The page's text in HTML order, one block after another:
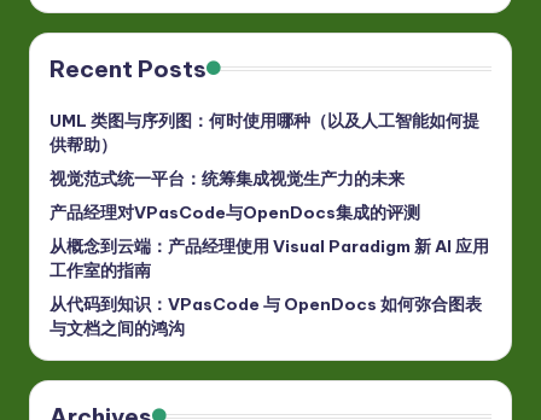
Recent Posts
UML 类图与序列图：何时使用哪种（以及人工智能如何提
供帮助）
视觉范式统一平台：统筹集成视觉生产力的未来
产品经理对VPasCode与OpenDocs集成的评测
从概念到云端：产品经理使用 Visual Paradigm 新 AI 应用
工作室的指南
从代码到知识：VPasCode 与 OpenDocs 如何弥合图表
与文档之间的鸿沟